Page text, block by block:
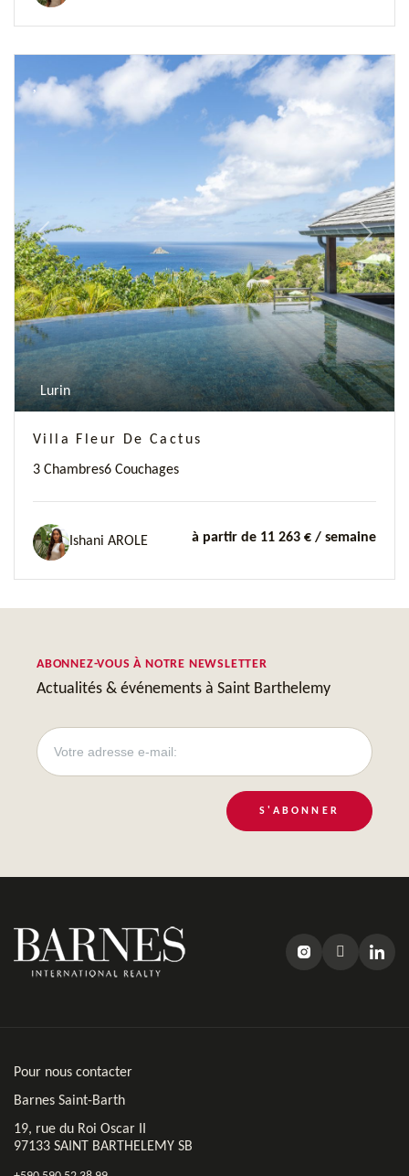
Previous Next
Lurin
Villa Fleur De Cactus
3 Chambres6 Couchages
Ishani AROLE à partir de 11 263 € / semaine
ABONNEZ-VOUS À NOTRE NEWSLETTER
Actualités & événements à Saint Barthelemy
S'ABONNER
Pour nous contacter
Barnes Saint-Barth
19, rue du Roi Oscar II
97133 SAINT BARTHELEMY SB